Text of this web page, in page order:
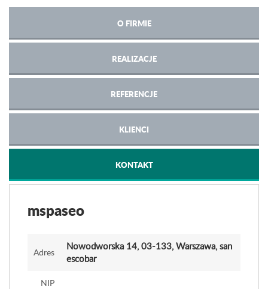
O FIRMIE
REALIZACJE
REFERENCJE
KLIENCI
KONTAKT
mspaseo
Adres
Nowodworska 14, 03-133, Warszawa, san
escobar
NIP